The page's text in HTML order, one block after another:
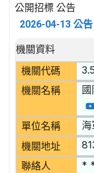
公開招標 公告
2026-04-13 公告
招標公告詳細內
機關資料
機關代碼
機關名稱
單位名稱
機關地址
聯絡人 *